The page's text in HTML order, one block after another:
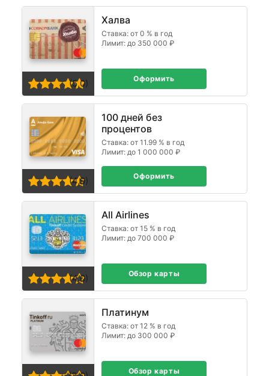
Халва
Ставка: от 0 % в год
Лимит: до 350 000 ₽
(5,0) Оформить
100 дней без
процентов
Ставка: от 11.99 % в год
Лимит: до 1 000 000 ₽
(4,9) Оформить
All Airlines
Ставка: от 15 % в год
Лимит: до 700 000 ₽
(4,0) Обзор карты
Платинум
Ставка: от 12 % в год
Лимит: до 300 000 ₽
Обзор карты